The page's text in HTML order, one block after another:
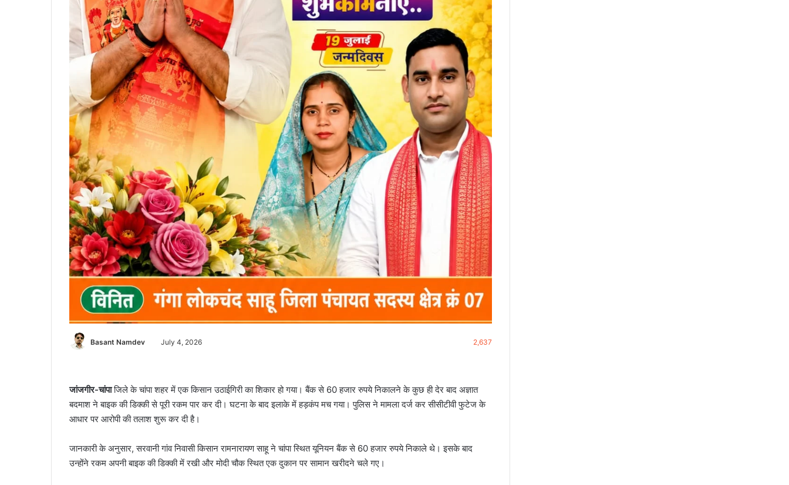
Basant Namdev July 4, 2026 2,637
जांजगीर-चांपाजिले के चांपा शहर में एक किसान उठाईगिरी का शिकार हो गया। बैंक से 60 हजार रुपये निकालने के कुछ ही देर बाद अज्ञात
बदमाश ने बाइक की डिक्की से पूरी रकम पार कर दी। घटना के बाद इलाके में हड़कंप मच गया। पुलिस ने मामला दर्ज कर सीसीटीवी फुटेज के
आधार पर आरोपी की तलाश शुरू कर दी है।
जानकारी के अनुसार, सरवानी गांव निवासी किसान रामनारायण साहू ने चांपा स्थित यूनियन बैंक से 60 हजार रुपये निकाले थे। इसके बाद
उन्होंने रकम अपनी बाइक की डिक्की में रखी और मोदी चौक स्थित एक दुकान पर सामान खरीदने चले गए।